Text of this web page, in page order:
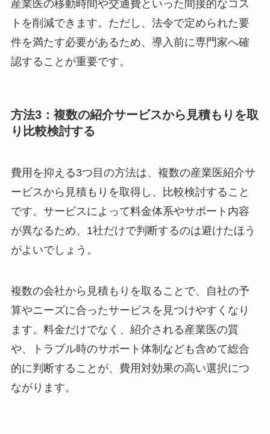
インに切り替えるハイブリッド型にすることで、
産業医の移動時間や交通費といった間接的なコス
トを削減できます。ただし、法令で定められた要
件を満たす必要があるため、導入前に専門家へ確
費用を抑える3つ目の方法は、複数の産業医紹介
サービスから見積もりを取得し、比較検討するこ
とです。サービスによって料金体系やサポート内
容が異なるため、1社だけで判断するのは避けた
複数の会社から見積もりを取ることで、自社の予
算やニーズに合ったサービスを見つけやすくなり
ます。料金だけでなく、紹介される産業医の質
や、トラブル時のサポート体制なども含めて総合
的に判断することが、費用対効果の高い選択につ